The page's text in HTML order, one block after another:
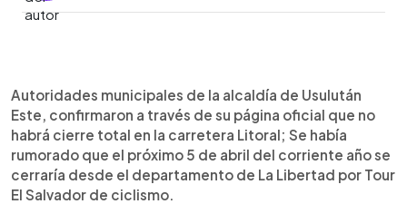
► Escuchar artículo
Autoridades municipales de la alcaldía de Usulután
Este, confirmaron a través de su página oficial que no
habrá cierre total en la carretera Litoral; Se había
rumorado que el próximo 5 de abril del corriente año se
cerraría desde el departamento de La Libertad por Tour
El Salvador de ciclismo.